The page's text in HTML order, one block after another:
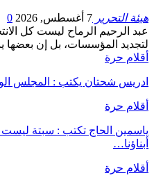
هيئة التحرير 7 أغسطس, 2026
0
عبد الرحيم الرماح ليست كل
لتجديد المؤسسات، بل إن
أقلام حرة
ادريس شحتان يكتب : المجلس
أقلام حرة
ياسمين الحاج تكتب : سبتة
أبناؤنا…
أقلام حرة